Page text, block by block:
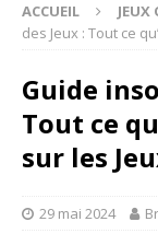
ACCUEIL JEUX
des Jeux : Tout ce
Guide
Tout ce
sur les
29 mai 2024